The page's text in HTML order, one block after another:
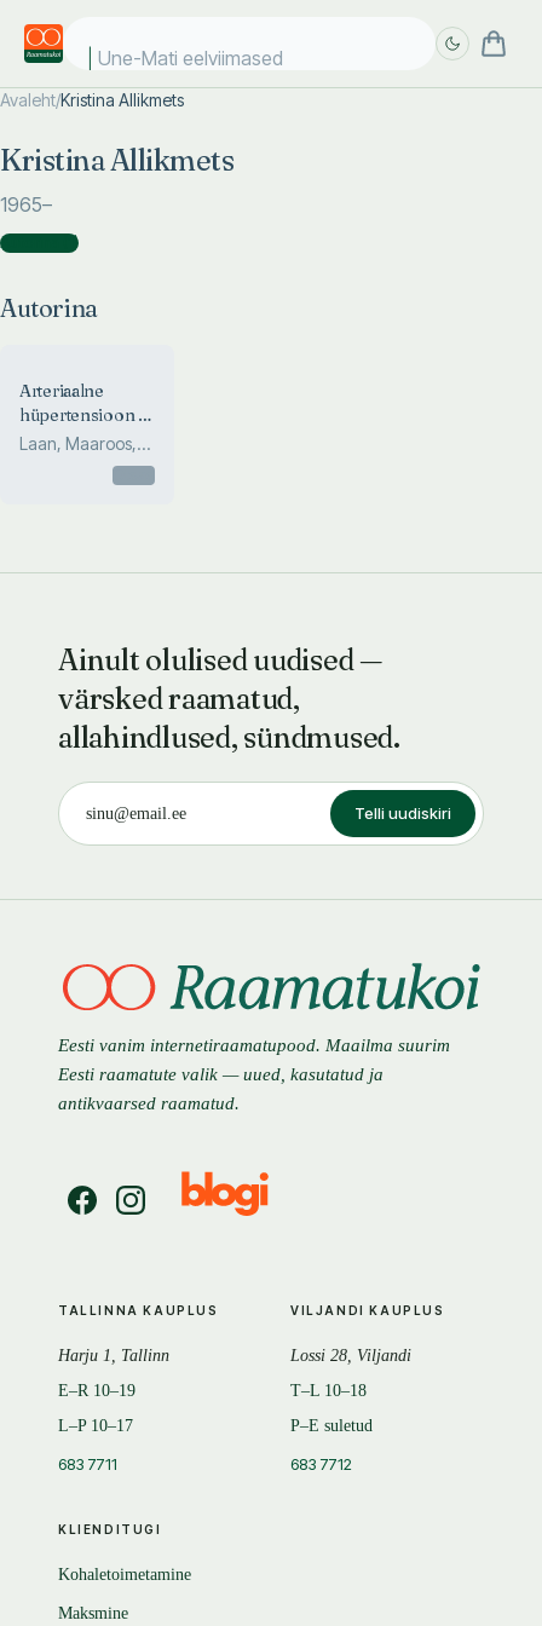
Une-Mati eelviimased
Avaleht/Kristina Allikmets
Kristina Allikmets
1965–
Autorina )
Autorina
Arteriaalne
hüpertensioon -
praktilised
Laan, Maaroos,
Ristimäe, T...
Ainult olulised uudised —
värsked raamatud,
allahindlused, sündmused.
Telli uudiskiri
Eesti vanim internetiraamatupood. Maailma suurim
Eesti raamatute valik — uued, kasutatud ja
antikvaarsed raamatud.
KLIENDITUGI
Kohaletoimetamine
Maksmine
TALLINNA KAUPLUS
Harju 1, Tallinn
E–R 10–19
L–P 10–17
683 7711
VILJANDI KAUPLUS
Lossi 28, Viljandi
T–L 10–18
P–E suletud
683 7712